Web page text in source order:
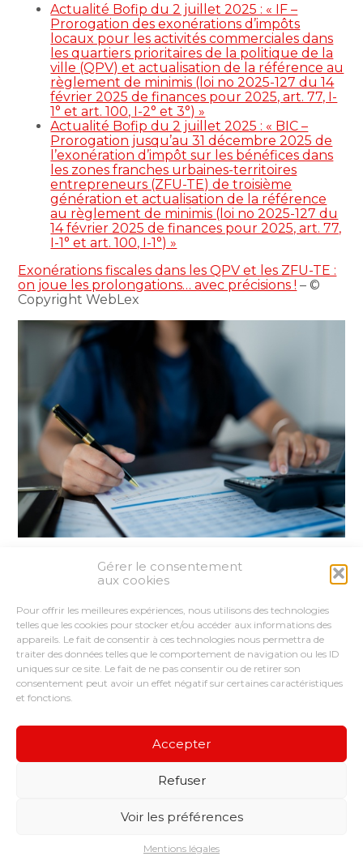
Gérer le consentement
aux cookies
Pour offrir les meilleures expériences, nous utilisons des technologies
telles que les cookies pour stocker et/ou accéder aux informations des
appareils. Le fait de consentir à ces technologies nous permettra de
traiter des données telles que le comportement de navigation ou les ID
uniques sur ce site. Le fait de ne pas consentir ou de retirer son
consentement peut avoir un effet négatif sur certaines caractéristiques
et fonctions.
Accepter
Refuser
Voir les préférences
Mentions légales
Actualité Bofip du 2 juillet 2025 : « IF –
Prorogation des exonérations d’impôts
locaux pour les activités commerciales dans
les quartiers prioritaires de la politique de la
ville (QPV) et actualisation de la référence au
règlement de minimis (loi no 2025-127 du 14
février 2025 de finances pour 2025, art. 77, I-
1° et art. 100, I-2° et 3°) »
Actualité Bofip du 2 juillet 2025 : « BIC –
Prorogation jusqu’au 31 décembre 2025 de
l’exonération d’impôt sur les bénéfices dans
les zones franches urbaines-territoires
entrepreneurs (ZFU-TE) de troisième
génération et actualisation de la référence
au règlement de minimis (loi no 2025-127 du
14 février 2025 de finances pour 2025, art. 77,
I-1° et art. 100, I-1°) »
Exonérations fiscales dans les QPV et les ZFU-TE :
on joue les prolongations… avec précisions ! – ©
Copyright WebLex
FaceBook
TwitterLinkedIn
Principale
CONSEILS ET ACCOMPAGNEMENTS
NOS OUTILS
RECRUTEMENT
PLAN DU SITE MENTIONS LÉGALES
CONCEPTION ET RÉALISATION CLASSE 7